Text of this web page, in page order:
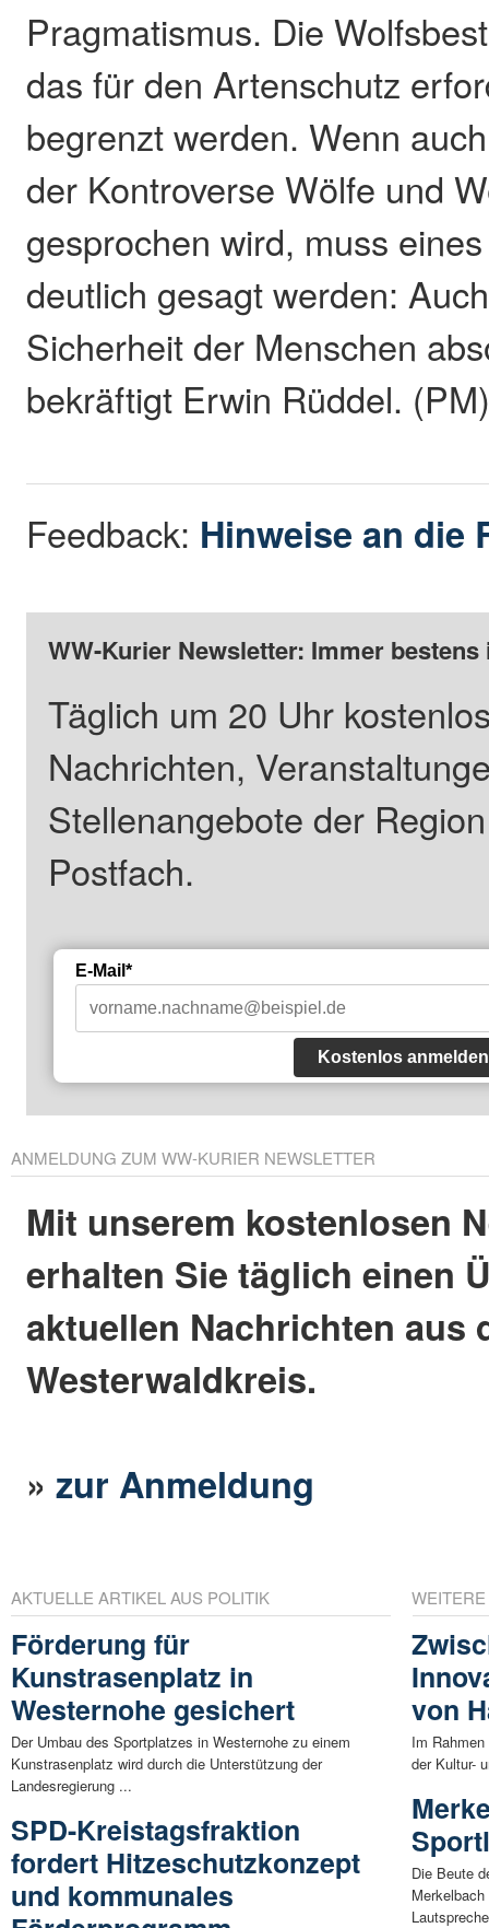
Pragmatismus. Die
das für den Artenschutz
begrenzt werden. Wenn
der Kontroverse Wölfe und
gesprochen wird, muss
deutlich gesagt werden:
Sicherheit der Menschen
bekräftigt Erwin Rüddel.
Feedback: Hinweise an die
WW-Kurier Newsletter: Immer
Täglich um 20 Uhr
Nachrichten,
Stellenangebote der
Postfach.
E-Mail*
Kostenlos anmelden
ANMELDUNG ZUM WW-KURIER NEWSLETTER
Mit unserem kostenlosen
erhalten Sie täglich einen
aktuellen Nachrichten aus
Westerwaldkreis.
»zur Anmeldung
AKTUELLE ARTIKEL AUS POLITIK
Förderung für
Kunstrasenplatz in
Westernohe gesichert
Der Umbau des Sportplatzes in Westernohe zu einem
Kunstrasenplatz wird durch die Unterstützung der
Landesregierung ...
SPD-Kreistagsfraktion
fordert Hitzeschutzkonzept
und kommunales
von
Im Rahmen
der Kultur-
Die Beute